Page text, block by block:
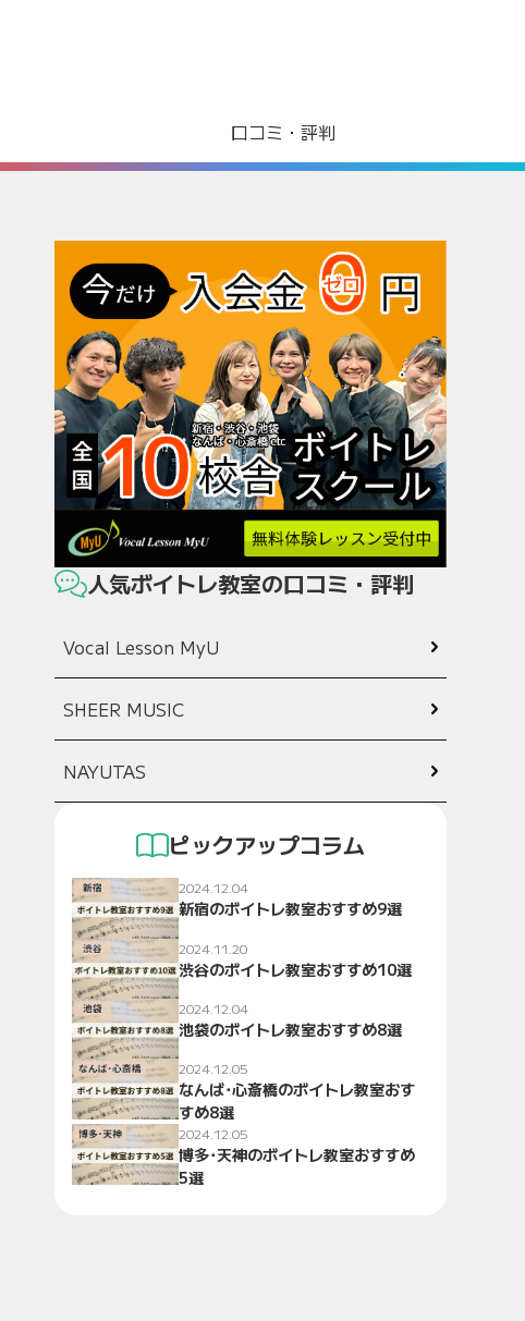
口コミ・評判
人気ボイトレ教室の口コミ・評判
Vocal Lesson MyU
SHEER MUSIC
NAYUTAS
ピックアップコラム
2024.12.04
新宿のボイトレ教室おすすめ9選
2024.11.20
渋谷のボイトレ教室おすすめ10選
2024.12.04
池袋のボイトレ教室おすすめ8選
2024.12.05
なんば･心斎橋のボイトレ教室おす
すめ8選
2024.12.05
博多･天神のボイトレ教室おすすめ
5選